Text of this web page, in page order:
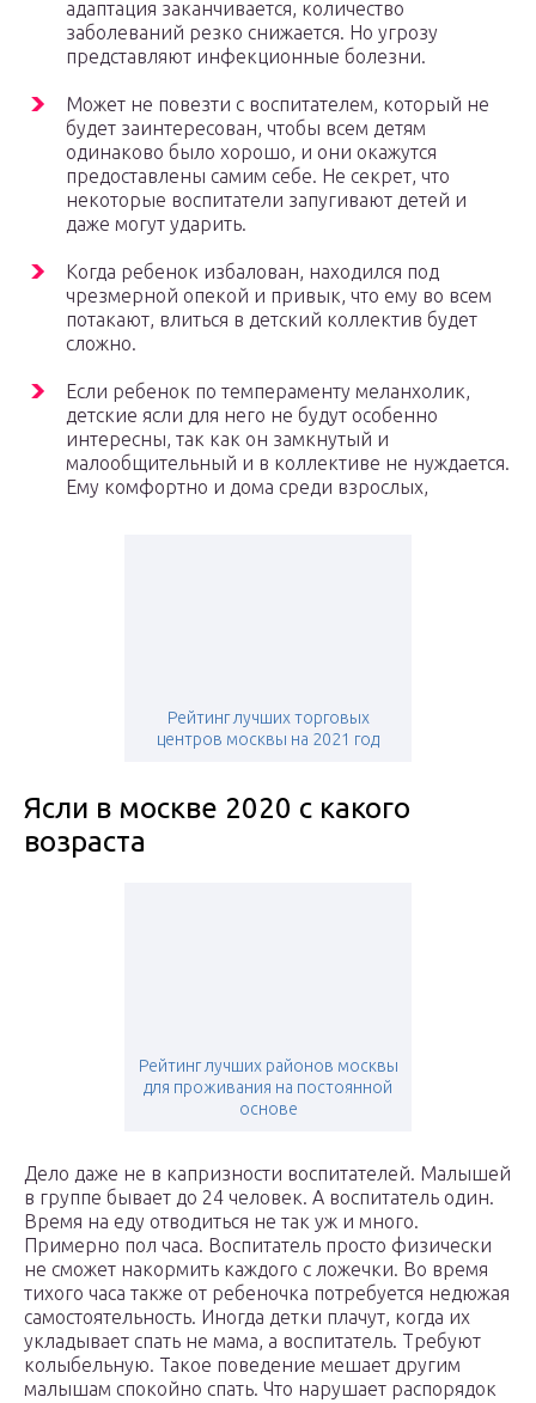
адаптация заканчивается, количество
заболеваний резко снижается. Но угрозу
представляют инфекционные болезни.
Может не повезти с воспитателем, который не
будет заинтересован, чтобы всем детям
одинаково было хорошо, и они окажутся
предоставлены самим себе. Не секрет, что
некоторые воспитатели запугивают детей и
даже могут ударить.
Когда ребенок избалован, находился под
чрезмерной опекой и привык, что ему во всем
потакают, влиться в детский коллектив будет
сложно.
Если ребенок по темпераменту меланхолик,
детские ясли для него не будут особенно
интересны, так как он замкнутый и
малообщительный и в коллективе не нуждается.
Ему комфортно и дома среди взрослых,
Рейтинг лучших торговых
центров москвы на 2021 год
Ясли в москве 2020 с какого
возраста
Рейтинг лучших районов москвы
для проживания на постоянной
основе
Дело даже не в капризности воспитателей. Малышей
в группе бывает до 24 человек. А воспитатель один.
Время на еду отводиться не так уж и много.
Примерно пол часа. Воспитатель просто физически
не сможет накормить каждого с ложечки. Во время
тихого часа также от ребеночка потребуется недюжая
самостоятельность. Иногда детки плачут, когда их
укладывает спать не мама, а воспитатель. Требуют
колыбельную. Такое поведение мешает другим
малышам спокойно спать. Что нарушает распорядок